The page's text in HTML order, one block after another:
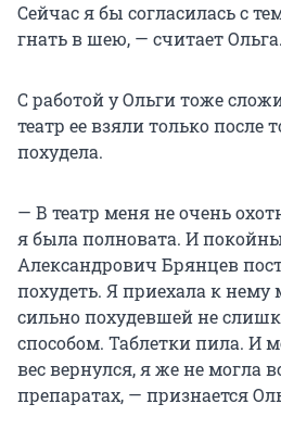
Сейчас я бы согласилась с
гнать в шею, — считает Ольга.
С работой у Ольги тоже
театр ее взяли только после
похудела.
— В театр меня не очень
я была полновата. И
Александрович Брянцев
похудеть. Я приехала к нему
сильно похудевшей не
способом. Таблетки пила. И
вес вернулся, я же не могла
препаратах, — признается